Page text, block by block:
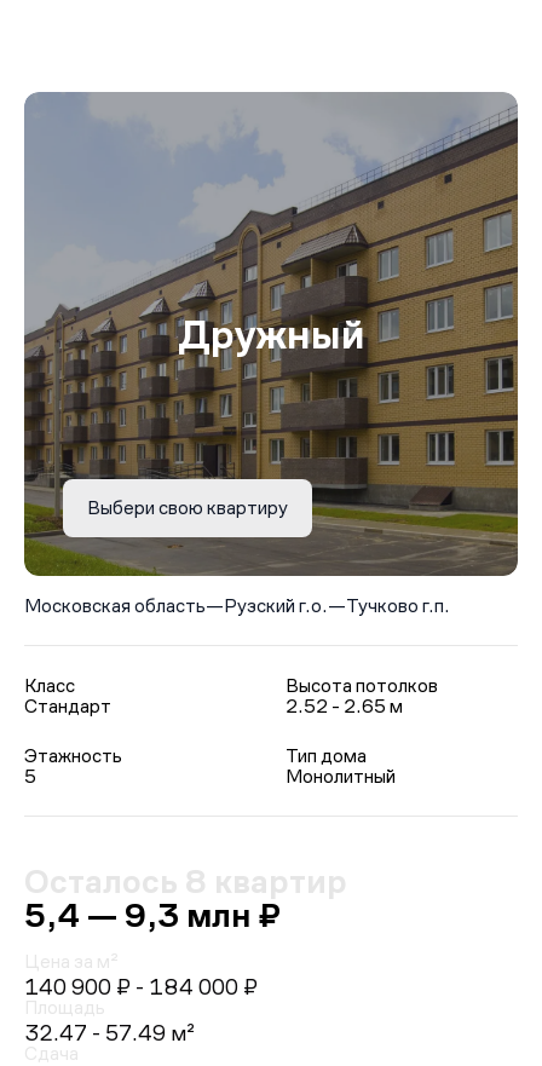
Дружный
Выбери свою квартиру
Московская область—Рузский г.о.—Тучково г.п.
Класс
Стандарт
Высота потолков
2.52 - 2.65 м
Этажность
5
Тип дома
Монолитный
Осталось 8 квартир
5,4 — 9,3 млн ₽
Цена за м²
140 900 ₽ - 184 000 ₽
Площадь
32.47 - 57.49 м²
Сдача